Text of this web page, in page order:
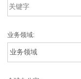
业务领域: